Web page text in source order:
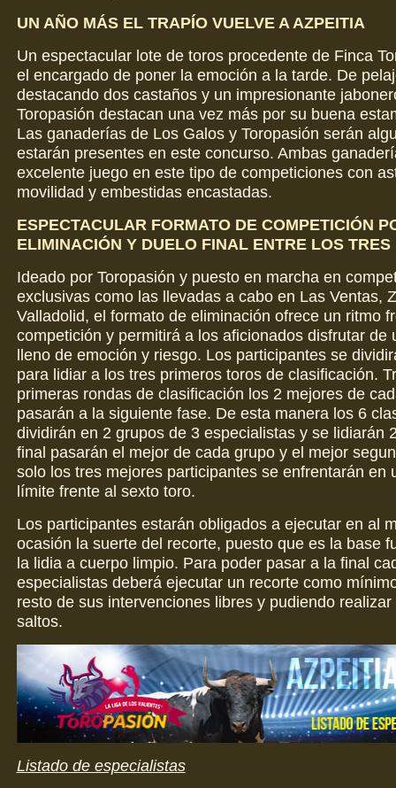
UN AÑO MÁS EL TRAPÍO VUELVE A AZPEITIA
Un espectacular lote de toros procedente de Finca
el encargado de poner la emoción a la tarde. De
destacando dos castaños y un impresionante
Toropasión destacan una vez más por su buena
Las ganaderías de Los Galos y Toropasión serán
estarán presentes en este concurso. Ambas
excelente juego en este tipo de competiciones con
movilidad y embestidas encastadas.
ESPECTACULAR FORMATO DE COMPETICIÓN
ELIMINACIÓN Y DUELO FINAL ENTRE LOS TRES
Ideado por Toropasión y puesto en marcha en
exclusivas como las llevadas a cabo en Las Ventas,
Valladolid, el formato de eliminación ofrece un ritmo
competición y permitirá a los aficionados disfrutar de
lleno de emoción y riesgo. Los participantes se
para lidiar a los tres primeros toros de clasificación.
primeras rondas de clasificación los 2 mejores de
pasarán a la siguiente fase. De esta manera los 6
dividirán en 2 grupos de 3 especialistas y se lidiarán
final pasarán el mejor de cada grupo y el mejor
solo los tres mejores participantes se enfrentarán en
límite frente al sexto toro.
Los participantes estarán obligados a ejecutar en al
ocasión la suerte del recorte, puesto que es la base
la lidia a cuerpo limpio. Para poder pasar a la final
especialistas deberá ejecutar un recorte como
resto de sus intervenciones libres y pudiendo
saltos.
Listado de especialistas